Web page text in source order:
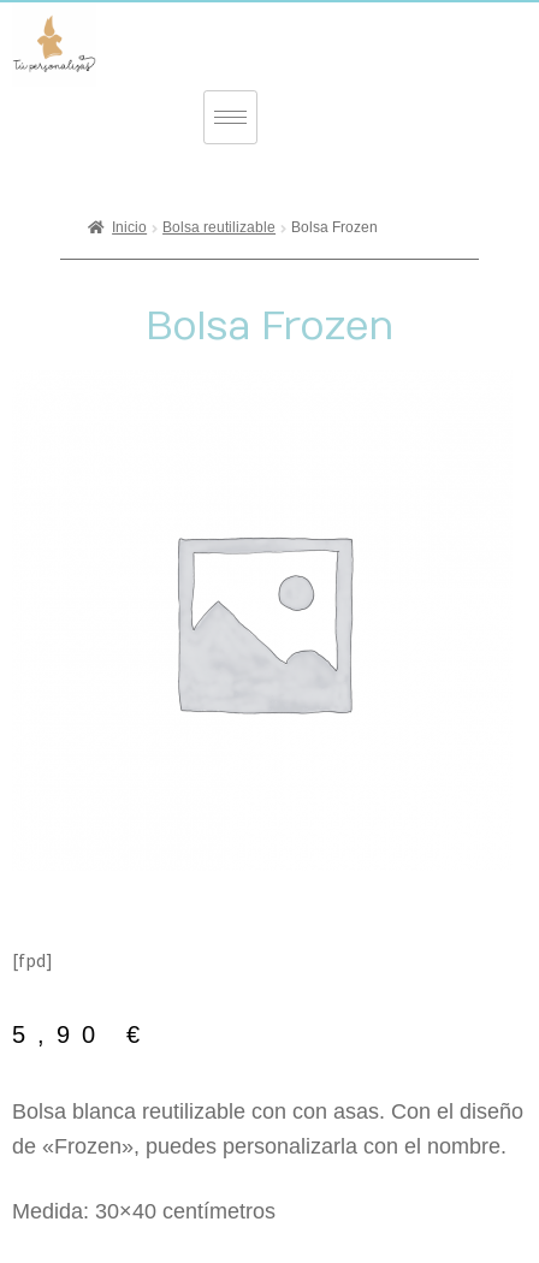
Inicio Bolsa reutilizable Bolsa Frozen
Bolsa Frozen
[fpd]
5,90 €
Bolsa blanca reutilizable con con asas. Con el diseño
de «Frozen», puedes personalizarla con el nombre.
Medida: 30×40 centímetros